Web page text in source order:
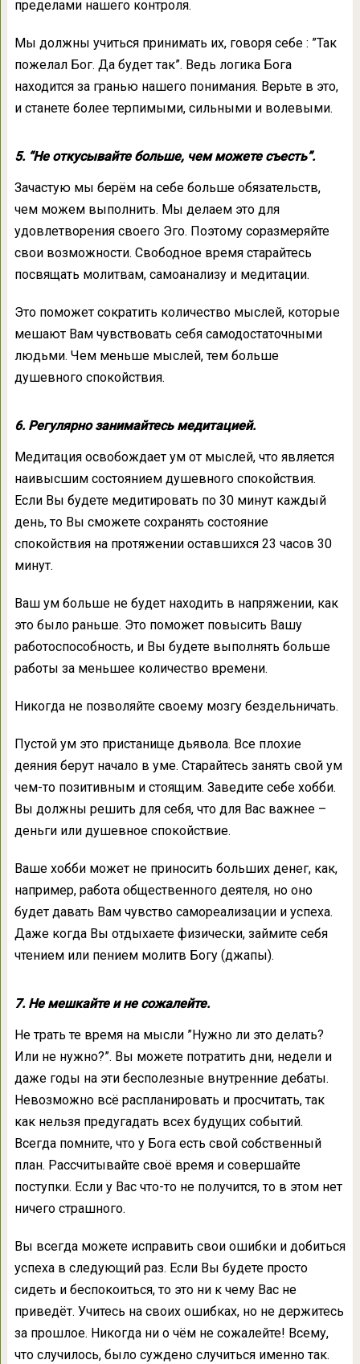
пределами нашего контроля.
Мы должны учиться принимать их, говоря себе : ”Так
пожелал Бог. Да будет так”. Ведь логика Бога
находится за гранью нашего понимания. Верьте в это,
и станете более терпимыми, сильными и волевыми.
5. “Не откусывайте больше, чем можете съесть”.
Зачастую мы берём на себе больше обязательств,
чем можем выполнить. Мы делаем это для
удовлетворения своего Эго. Поэтому соразмеряйте
свои возможности. Свободное время старайтесь
посвящать молитвам, самоанализу и медитации.
Это поможет сократить количество мыслей, которые
мешают Вам чувствовать себя самодостаточными
людьми. Чем меньше мыслей, тем больше
душевного спокойствия.
6. Регулярно занимайтесь медитацией.
Медитация освобождает ум от мыслей, что является
наивысшим состоянием душевного спокойствия.
Если Вы будете медитировать по 30 минут каждый
день, то Вы сможете сохранять состояние
спокойствия на протяжении оставшихся 23 часов 30
минут.
Ваш ум больше не будет находить в напряжении, как
это было раньше. Это поможет повысить Вашу
работоспособность, и Вы будете выполнять больше
работы за меньшее количество времени.
Никогда не позволяйте своему мозгу бездельничать.
Пустой ум это пристанище дьявола. Все плохие
деяния берут начало в уме. Старайтесь занять свой ум
чем-то позитивным и стоящим. Заведите себе хобби.
Вы должны решить для себя, что для Вас важнее –
деньги или душевное спокойствие.
Ваше хобби может не приносить больших денег, как,
например, работа общественного деятеля, но оно
будет давать Вам чувство самореализации и успеха.
Даже когда Вы отдыхаете физически, займите себя
чтением или пением молитв Богу (джапы).
7. Не мешкайте и не сожалейте.
Не трать те время на мысли ”Нужно ли это делать?
Или не нужно?”. Вы можете потратить дни, недели и
даже годы на эти бесполезные внутренние дебаты.
Невозможно всё распланировать и просчитать, так
как нельзя предугадать всех будущих событий.
Всегда помните, что у Бога есть свой собственный
план. Рассчитывайте своё время и совершайте
поступки. Если у Вас что-то не получится, то в этом нет
ничего страшного.
Вы всегда можете исправить свои ошибки и добиться
успеха в следующий раз. Если Вы будете просто
сидеть и беспокоиться, то это ни к чему Вас не
приведёт. Учитесь на своих ошибках, но не держитесь
за прошлое. Никогда ни о чём не сожалейте! Всему,
что случилось, было суждено случиться именно так.